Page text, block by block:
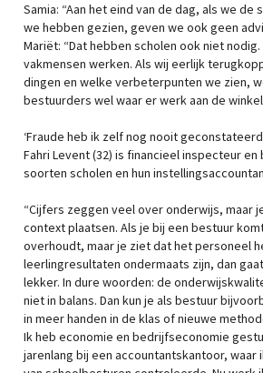
Samia: “Aan het eind van de dag, als we
we hebben gezien, geven we ook geen
Mariët: “Dat hebben scholen ook niet
vakmensen werken. Als wij eerlijk
dingen en welke verbeterpunten we zien,
bestuurders wel waar er werk aan de winkel
‘Fraude heb ik zelf nog nooit
Fahri Levent (32) is financieel inspecteur
soorten scholen en hun
“Cijfers zeggen veel over onderwijs, maar
context plaatsen. Als je bij een bestuur
overhoudt, maar je ziet dat het personeel
leerlingresultaten ondermaats zijn, dan
lekker. In dure woorden: de
niet in balans. Dan kun je als bestuur
in meer handen in de klas of nieuwe
Ik heb economie en bedrijfseconomie
jarenlang bij een accountantskantoor, waar